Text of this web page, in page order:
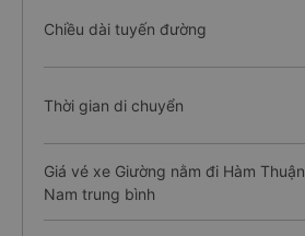
Chiều dài tuyến đường
Thời gian di chuyển
Giá vé xe Giường nằm đi Hàm Thuận
Nam trung bình